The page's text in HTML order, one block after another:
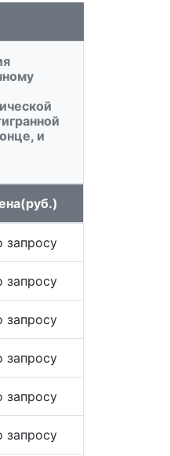
и
запросу
запросу
запросу
запросу
запросу
запросу